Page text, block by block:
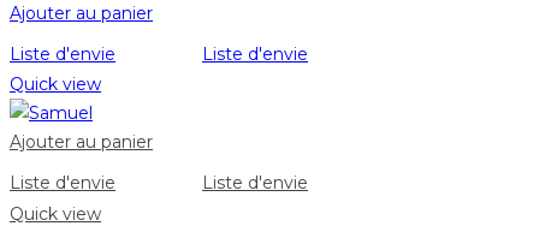
Ajouter au panier
Liste d'envie
Liste d'envie
Quick view
Ajouter au panier
Liste d'envie
Liste d'envie
Quick view